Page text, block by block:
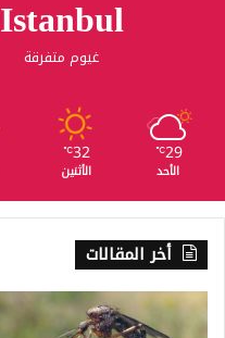
Istanbul
غيوم متفرقة
29
℃
الأحد
32
℃
الأثنين
أخر المقالات